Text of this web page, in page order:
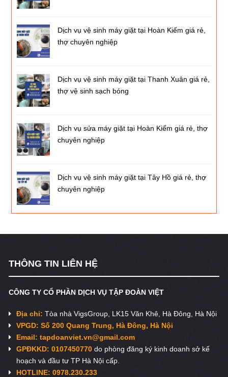
Dịch vụ vệ sinh máy giặt tại Hoàn Kiếm giá rẻ,
thợ chuyên nghiệp
Dịch vụ vệ sinh máy giặt tại Thanh Xuân giá rẻ,
thợ vệ sinh sạch bóng
Dịch vụ sửa máy giặt tại Hoàn Kiếm giá rẻ, thợ
chuyên nghiệp
Dịch vụ vệ sinh máy giặt tại Tây Hồ giá rẻ, thợ
chuyên nghiệp
THÔNG TIN LIÊN HỆ
CÔNG TY CỔ PHẦN DỊCH VỤ TẬP ĐOÀN VIỆT
Địa chỉ:Tòa nhà VigsGroup, LK15 Văn Khê, Hà Đông, Hà Nội
VPGD: Số 200 Quang Trung, Hà Đông, Hà Nội
Email:tapdoanviet.vn@gmail.com
GPĐKKD: 0107450770do phòng đăng ký kinh doanh sở kế
hoạch và đầu tư TP Hà Nội cấp.
HOTLINE: 0978.230.233